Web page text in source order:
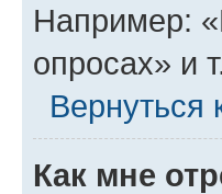
Например:
опросах» и
Вернуться
Как мне